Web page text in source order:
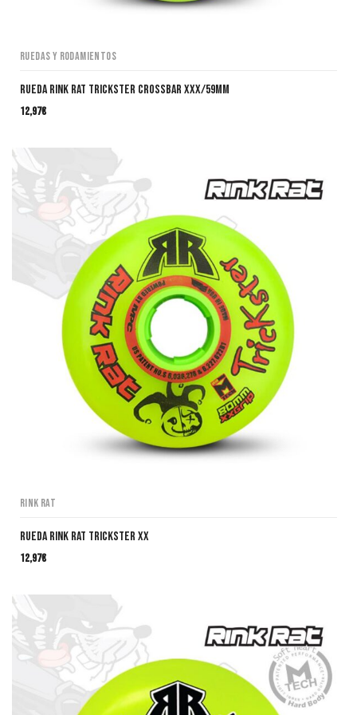
Ruedas y Rodamientos
Rueda Rink Rat Trickster Crossbar XXX/59mm
12,97€
Rink Rat
Rueda Rink Rat Trickster XX
12,97€